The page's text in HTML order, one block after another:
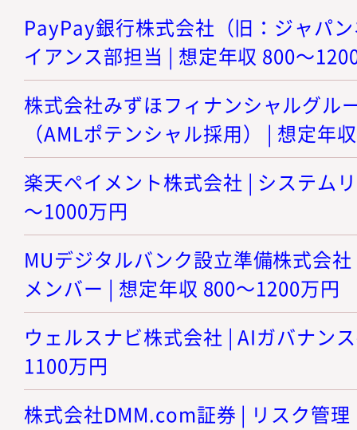
PayPay銀行株式会社（旧：ジャパ
イアンス部担当 | 想定年収 800～
株式会社みずほフィナンシャルグル
（AMLポテンシャル採用） | 想定年
楽天ペイメント株式会社 | システム
～1000万円
MUデジタルバンク設立準備株式会
メンバー | 想定年収 800～1200万円
ウェルスナビ株式会社 | AIガバナン
1100万円
株式会社DMM.com証券 | リスク管